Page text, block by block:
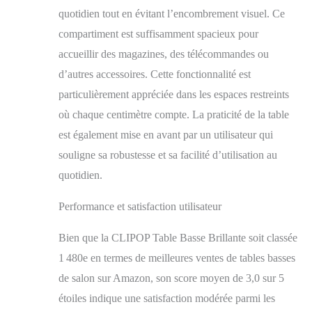
rangement et l'accès
aux objets. Design
Moderne. -- Avec son
table basse est robuste,
résistante et facile à
nettoyer. Avec des
lignes épurées et des
lumières LED
lumineuses, elle donne
pour n'importe quel
ou magasin.
quotidien tout en évitant l’encombrement visuel. Ce
compartiment est suffisamment spacieux pour
accueillir des magazines, des télécommandes ou
d’autres accessoires. Cette fonctionnalité est
particulièrement appréciée dans les espaces restreints
où chaque centimètre compte. La praticité de la table
est également mise en avant par un utilisateur qui
souligne sa robustesse et sa facilité d’utilisation au
quotidien.
Performance et satisfaction utilisateur
Bien que la CLIPOP Table Basse Brillante soit classée
1 480e en termes de meilleures ventes de tables basses
de salon sur Amazon, son score moyen de 3,0 sur 5
étoiles indique une satisfaction modérée parmi les